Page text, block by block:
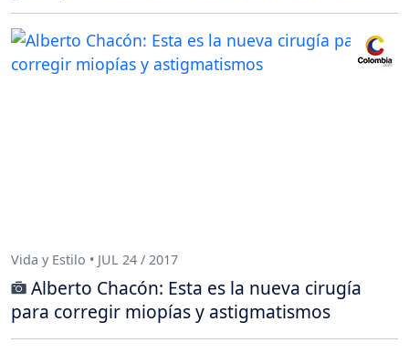
Vida y Estilo • JUL 24 / 2017
Alberto Chacón: Esta es la nueva cirugía
para corregir miopías y astigmatismos